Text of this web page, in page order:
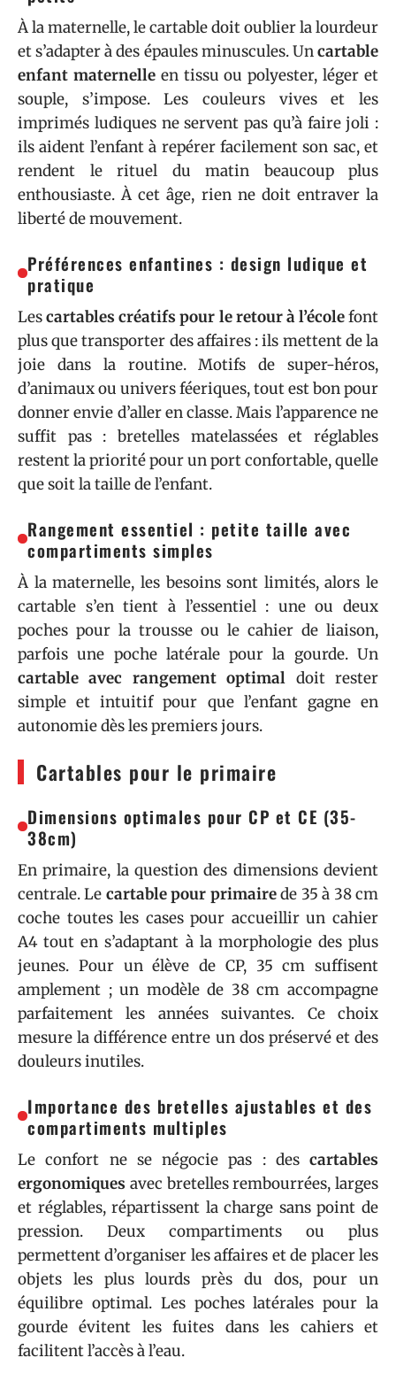
À la maternelle, le cartable doit oublier la lourdeur
et s’adapter à des épaules minuscules. Uncartable
enfant maternelleen tissu ou polyester, léger et
souple, s’impose. Les couleurs vives et les
imprimés ludiques ne servent pas qu’à faire joli :
ils aident l’enfant à repérer facilement son sac, et
rendent le rituel du matin beaucoup plus
enthousiaste. À cet âge, rien ne doit entraver la
liberté de mouvement.
Préférences enfantines : design ludique et
pratique
Lescartables créatifs pour le retour à l’écolefont
plus que transporter des affaires : ils mettent de la
joie dans la routine. Motifs de super-héros,
d’animaux ou univers féeriques, tout est bon pour
donner envie d’aller en classe. Mais l’apparence ne
suffit pas : bretelles matelassées et réglables
restent la priorité pour un port confortable, quelle
que soit la taille de l’enfant.
Rangement essentiel : petite taille avec
compartiments simples
À la maternelle, les besoins sont limités, alors le
cartable s’en tient à l’essentiel : une ou deux
poches pour la trousse ou le cahier de liaison,
parfois une poche latérale pour la gourde. Un
cartable avec rangement optimal doit rester
simple et intuitif pour que l’enfant gagne en
autonomie dès les premiers jours.
Cartables pour le primaire
Dimensions optimales pour CP et CE (35-
38cm)
En primaire, la question des dimensions devient
centrale. Le cartable pour primairede 35 à 38 cm
coche toutes les cases pour accueillir un cahier
A4 tout en s’adaptant à la morphologie des plus
jeunes. Pour un élève de CP, 35 cm suffisent
amplement ; un modèle de 38 cm accompagne
parfaitement les années suivantes. Ce choix
mesure la différence entre un dos préservé et des
douleurs inutiles.
Importance des bretelles ajustables et des
compartiments multiples
Le confort ne se négocie pas : des cartables
ergonomiques avec bretelles rembourrées, larges
et réglables, répartissent la charge sans point de
pression. Deux compartiments ou plus
permettent d’organiser les affaires et de placer les
objets les plus lourds près du dos, pour un
équilibre optimal. Les poches latérales pour la
gourde évitent les fuites dans les cahiers et
facilitent l’accès à l’eau.